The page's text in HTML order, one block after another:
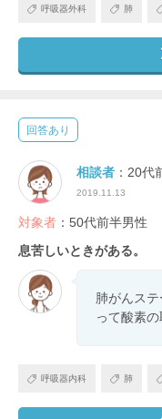
呼吸器外科 肺
回答あり
相談者 ：20代
2019.11.13
対象者 ：50代前半男性
息苦しいときがある。
肺がんス
って酸素
呼吸器内科 肺